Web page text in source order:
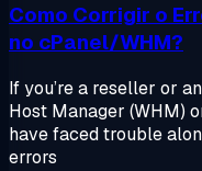
Como Corrigir o
no cPanel/WHM?
If you’re a reseller or
Host Manager (WHM)
have faced trouble
errors